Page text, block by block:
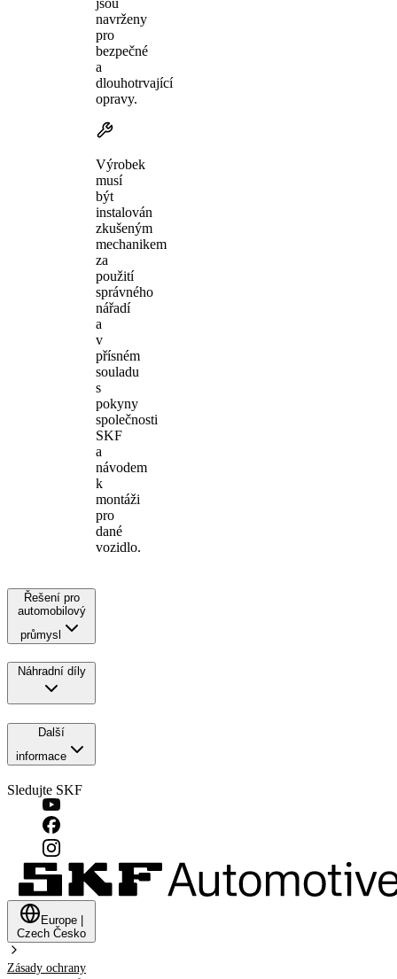
navrženy
pro
bezpečné
a
dlouhotrvající
opravy.
Výrobek
musí
být
instalován
zkušeným
mechanikem
za
použití
správného
nářadí
a
v
přísném
souladu
s
pokyny
společnosti
SKF
a
návodem
k
montáži
pro
dané
vozidlo.
Řešení pro
automobilový
průmysl
Náhradní díly
Další
informace
Sledujte SKF
Europe
Czech Česko
Zásady ochrany